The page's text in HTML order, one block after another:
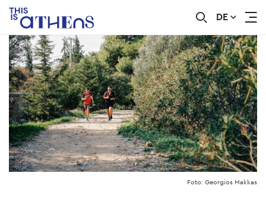
Skip
to
main
content
DE
Foto: Georgios Makkas